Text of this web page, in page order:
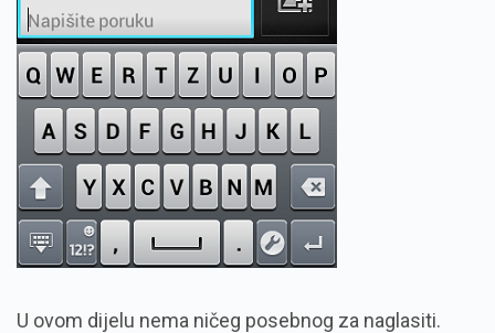
U ovom dijelu nema ničeg posebnog za naglasiti.